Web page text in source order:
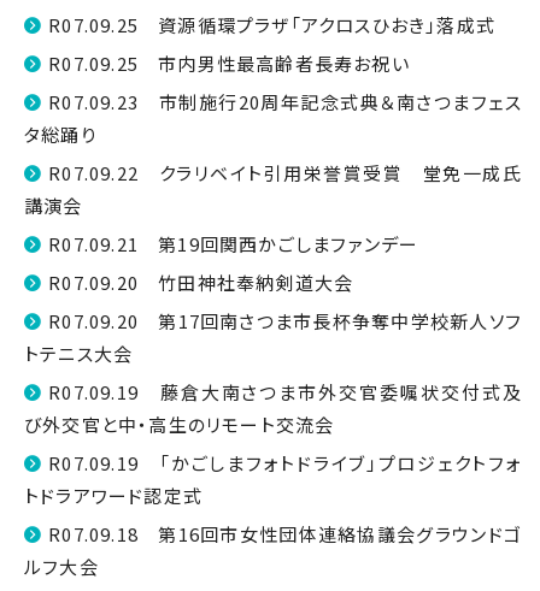
R07.09.25 資源循環プラザ「アクロスひおき」落成式
R07.09.25 市内男性最高齢者長寿お祝い
R07.09.23 市制施行20周年記念式典＆南さつまフェス
タ総踊り
R07.09.22 クラリベイト引用栄誉賞受賞 堂免一成氏
講演会
R07.09.21 第19回関西かごしまファンデー
R07.09.20 竹田神社奉納剣道大会
R07.09.20 第17回南さつま市長杯争奪中学校新人ソフ
トテニス大会
R07.09.19 藤倉大南さつま市外交官委嘱状交付式及
び外交官と中・高生のリモート交流会
R07.09.19 「かごしまフォトドライブ」プロジェクトフォ
トドラアワード認定式
R07.09.18 第16回市女性団体連絡協議会グラウンドゴ
ルフ大会